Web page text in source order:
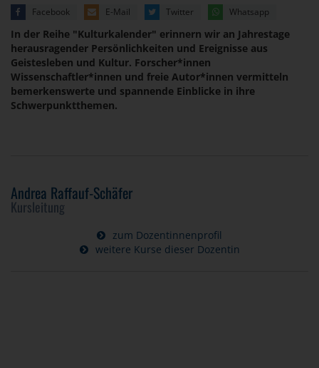
Facebook E-Mail Twitter Whatsapp
In der Reihe "Kulturkalender" erinnern wir an Jahrestage
herausragender Persönlichkeiten und Ereignisse aus
Geistesleben und Kultur. Forscher*innen
Wissenschaftler*innen und freie Autor*innen vermitteln
bemerkenswerte und spannende Einblicke in ihre
Schwerpunktthemen.
Andrea Raffauf-Schäfer
Kursleitung
zum Dozentinnenprofil
weitere Kurse dieser Dozentin